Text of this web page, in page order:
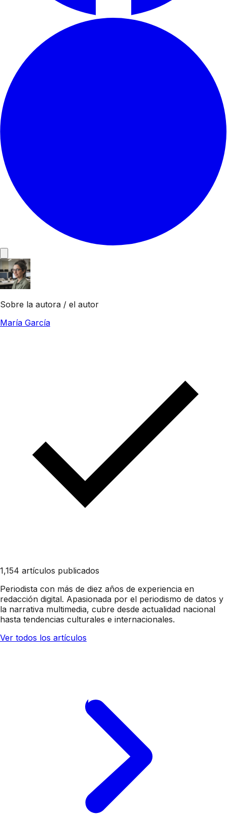
Sobre la autora / el autor
María García
1,154 artículos publicados
Periodista con más de diez años de experiencia en
redacción digital. Apasionada por el periodismo de datos y
la narrativa multimedia, cubre desde actualidad nacional
hasta tendencias culturales e internacionales.
Ver todos los artículos